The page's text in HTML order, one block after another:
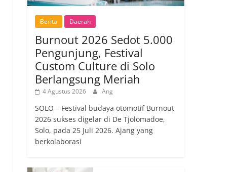
Berita Daerah
Burnout 2026 Sedot 5.000
Pengunjung, Festival
Custom Culture di Solo
Berlangsung Meriah
4 Agustus 2026 Ang
SOLO – Festival budaya otomotif Burnout
2026 sukses digelar di De Tjolomadoe,
Solo, pada 25 Juli 2026. Ajang yang
berkolaborasi